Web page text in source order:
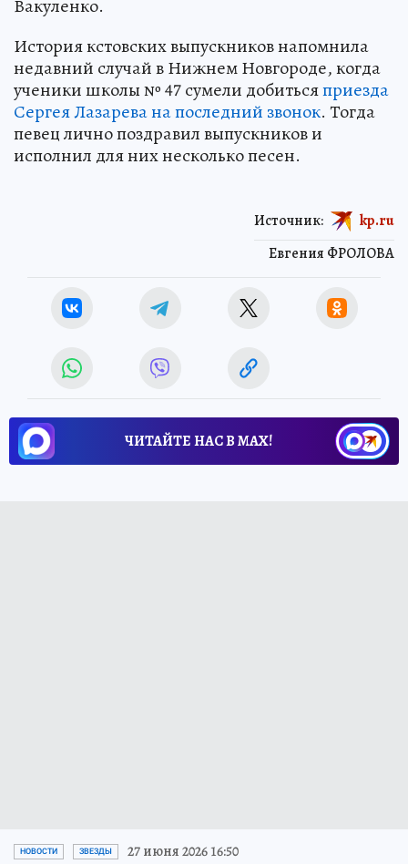
Вакуленко.
История кстовских выпускников напомнила
недавний случай в Нижнем Новгороде, когда
ученики школы № 47 сумели добитьсяприезда
Сергея Лазарева на последний звонок. Тогда
певец лично поздравил выпускников и
исполнил для них несколько песен.
Евгения ФРОЛОВА
Источник: kp.ru
ЧИТАЙТЕ НАС В МАХ!
НОВОСТИ ЗВЕЗДЫ 27 июня 2026 16:50